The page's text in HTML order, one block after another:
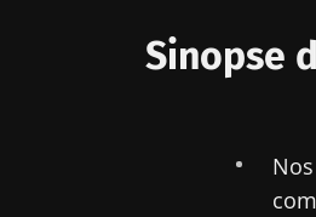
Sinopse